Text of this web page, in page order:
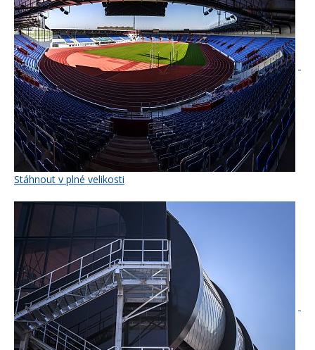
Stáhnout v plné velikosti